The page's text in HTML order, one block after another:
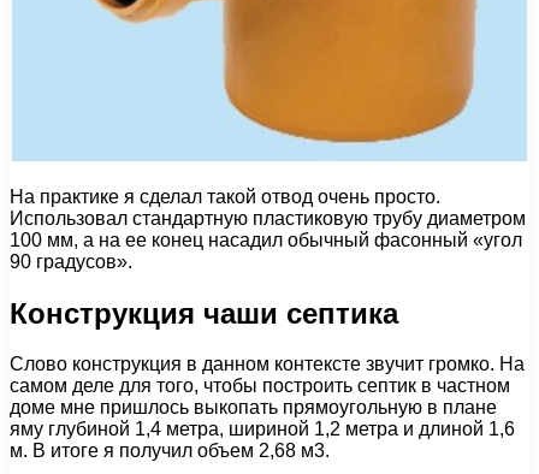
На практике я сделал такой отвод очень просто.
Использовал стандартную пластиковую трубу диаметром
100 мм, а на ее конец насадил обычный фасонный «угол
90 градусов».
Конструкция чаши септика
Слово конструкция в данном контексте звучит громко. На
самом деле для того, чтобы построить септик в частном
доме мне пришлось выкопать прямоугольную в плане
яму глубиной 1,4 метра, шириной 1,2 метра и длиной 1,6
м. В итоге я получил объем 2,68 м3.